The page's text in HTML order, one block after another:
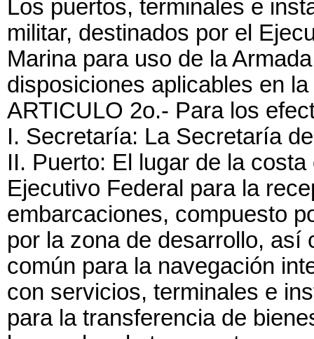
Los puertos, terminales e
militar, destinados por el
Marina para uso de la
disposiciones aplicables en
ARTICULO 2o.- Para los
I. Secretaría: La Secretaría
II. Puerto: El lugar de la
Ejecutivo Federal para la
embarcaciones, compuesto
por la zona de desarrollo,
común para la navegación
con servicios, terminales e
para la transferencia de